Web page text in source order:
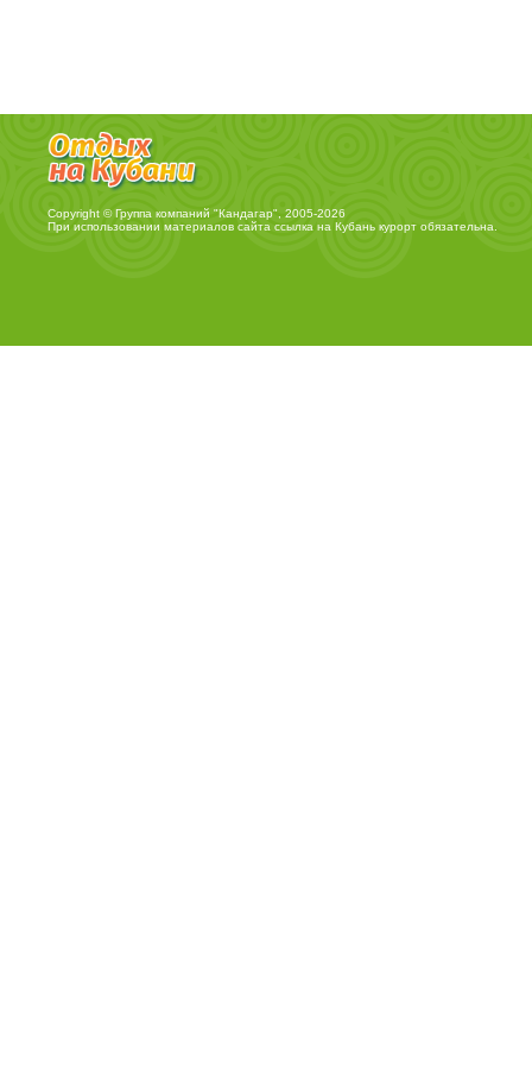
Copyright © Группа компаний "Кандагар", 2005-2026
При использовании материалов сайта ссылка на Кубань курортобязательна.